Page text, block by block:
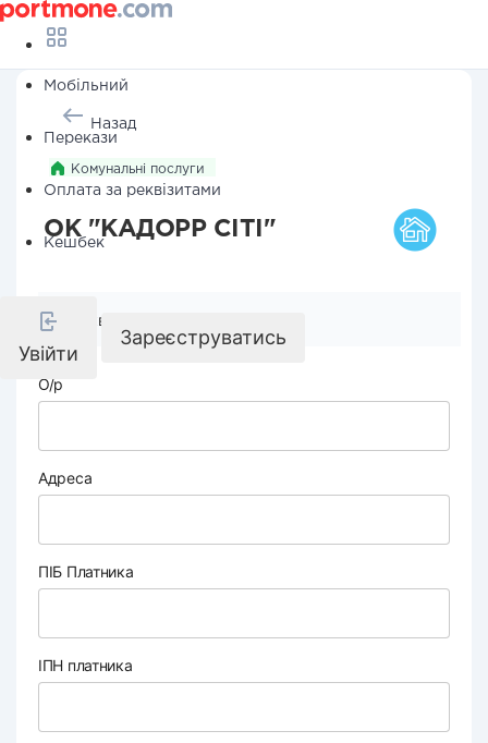
Мобільний
Перекази
Оплата за реквізитами
Кешбек
Увійти
Зареєструватись
Назад
Комунальні послуги
ОК "КАДОРР СІТІ"
Реквізити компанії
О/р
Адреса
ПІБ Платника
ІПН платника